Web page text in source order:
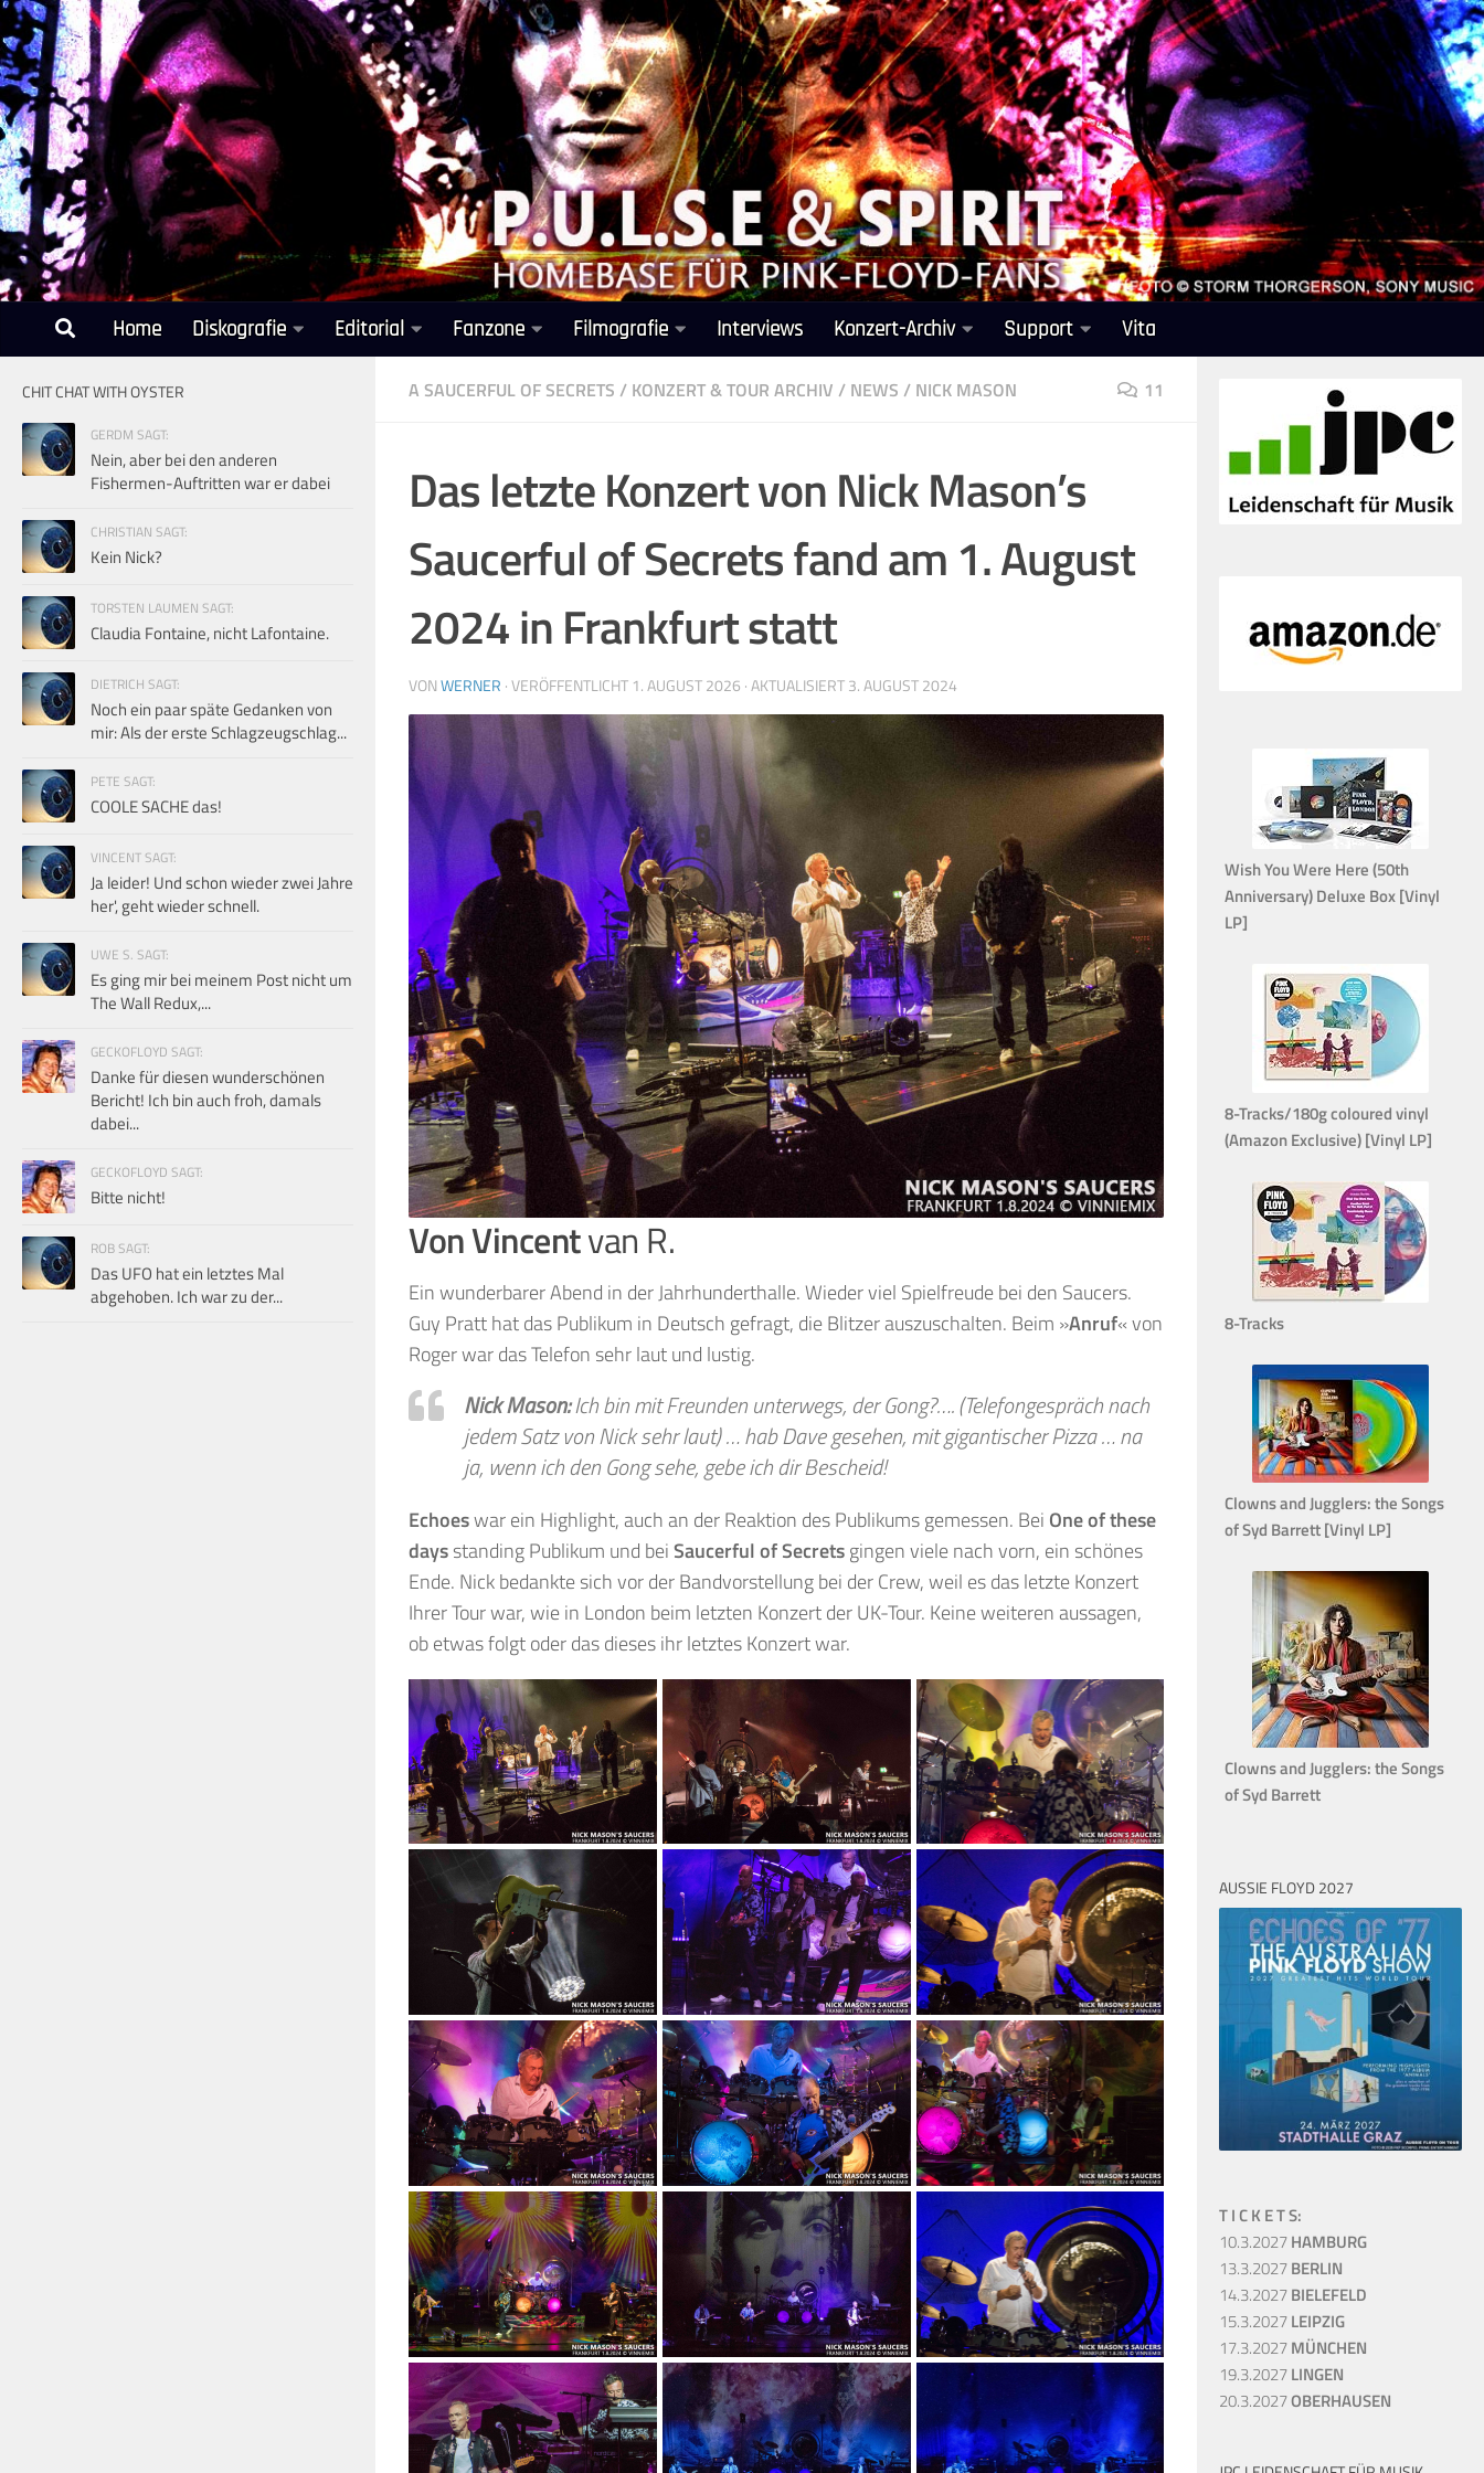
Unter dem Inhalt
Home Diskografie Editorial Fanzone Filmografie Interviews Konzert-Archiv Support Vita
A SAUCERFUL OF SECRETS / KONZERT & TOUR ARCHIV / NEWS / NICK MASON 11
Das letzte Konzert von Nick Mason’s
Saucerful of Secrets fand am 1. August
2024 in Frankfurt statt
VONWERNER · VERÖFFENTLICHT 1. AUGUST 2026 · AKTUALISIERT3. AUGUST 2024
Von Vincentvan R.
Ein wunderbarer Abend in der Jahrhunderthalle. Wieder viel Spielfreude bei den Saucers.
Guy Pratt hat das Publikum in Deutsch gefragt, die Blitzer auszuschalten. Beim »Anruf« von
Roger war das Telefon sehr laut und lustig.
Nick Mason:Ich bin mit Freunden unterwegs, der Gong?…. (Telefongespräch nach
jedem Satz von Nick sehr laut) … hab Dave gesehen, mit gigantischer Pizza … na
ja, wenn ich den Gong sehe, gebe ich dir Bescheid!
Echoeswar ein Highlight, auch an der Reaktion des Publikums gemessen. Bei One of these
daysstanding Publikum und beiSaucerful of Secretsgingen viele nach vorn, ein schönes
Ende. Nick bedankte sich vor der Bandvorstellung bei der Crew, weil es das letzte Konzert
Ihrer Tour war, wie in London beim letzten Konzert der UK-Tour. Keine weiteren aussagen,
ob etwas folgt oder das dieses ihr letztes Konzert war.
CHIT CHAT WITH OYSTER
GERDM SAGT:
Nein, aber bei den anderen
Fishermen-Auftritten war er dabei
CHRISTIAN SAGT:
Kein Nick?
TORSTEN LAUMEN SAGT:
Claudia Fontaine, nicht Lafontaine.
DIETRICH SAGT:
Noch ein paar späte Gedanken von
mir: Als der erste Schlagzeugschlag...
PETE SAGT:
COOLE SACHE das!
VINCENT SAGT:
Ja leider! Und schon wieder zwei Jahre
her', geht wieder schnell.
UWE S. SAGT:
Es ging mir bei meinem Post nicht um
The Wall Redux,...
GECKOFLOYD SAGT:
Danke für diesen wunderschönen
Bericht! Ich bin auch froh, damals
dabei...
GECKOFLOYD SAGT:
Bitte nicht!
ROB SAGT:
Das UFO hat ein letztes Mal
abgehoben. Ich war zu der...
Wish You Were Here (50th
Anniversary) Deluxe Box [Vinyl
LP]
8-Tracks/180g coloured vinyl
(Amazon Exclusive) [Vinyl LP]
8-Tracks
Clowns and Jugglers: the Songs
of Syd Barrett [Vinyl LP]
Clowns and Jugglers: the Songs
of Syd Barrett
AUSSIE FLOYD 2027
T I C K E T S:
10.3.2027HAMBURG
13.3.2027BERLIN
14.3.2027BIELEFELD
15.3.2027LEIPZIG
17.3.2027MÜNCHEN
19.3.2027LINGEN
20.3.2027OBERHAUSEN